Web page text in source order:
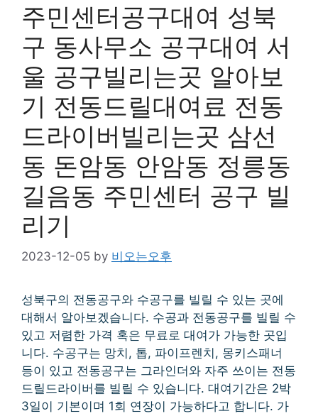
주민센터공구대여 성북
구 동사무소 공구대여 서
울 공구빌리는곳 알아보
기 전동드릴대여료 전동
드라이버빌리는곳 삼선
동 돈암동 안암동 정릉동
길음동 주민센터 공구 빌
리기
2023-12-05 by 비오는오후
성북구의 전동공구와 수공구를 빌릴 수 있는 곳에
대해서 알아보겠습니다. 수공과 전동공구를 빌릴 수
있고 저렴한 가격 혹은 무료로 대여가 가능한 곳입
니다. 수공구는 망치, 톱, 파이프렌치, 몽키스패너
등이 있고 전동공구는 그라인더와 자주 쓰이는 전동
드릴드라이버를 빌릴 수 있습니다. 대여기간은 2박
3일이 기본이며 1회 연장이 가능하다고 합니다. 가